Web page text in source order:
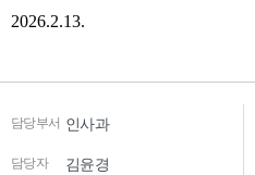
담당부서 인사과
담당자 김윤경